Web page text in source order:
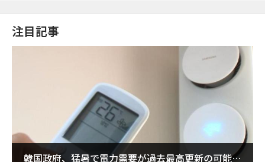
注目記事
韓国政府、猛暑で電力需要が過去最高更新の可能性